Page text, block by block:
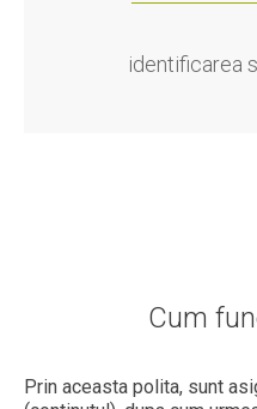
identificarea
Cum
Prin aceasta polita, sunt